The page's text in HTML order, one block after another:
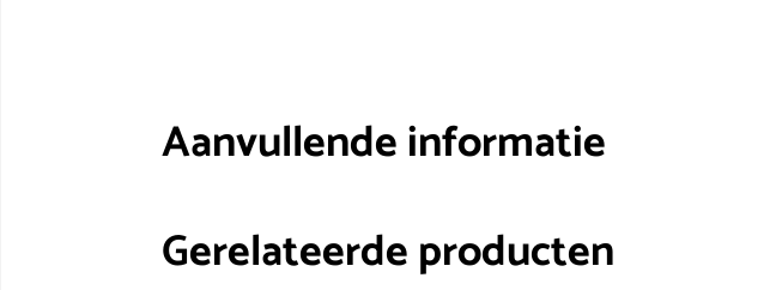
Aanvullende informatie
Gerelateerde producten